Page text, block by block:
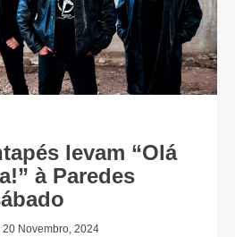
levam “Olá
à Paredes
20 Novembro, 2024